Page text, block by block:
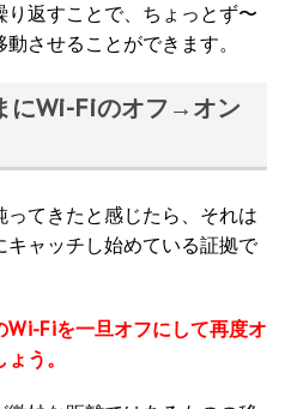
返すことで、ちょっとず〜
させることができます。
にWi-Fiのオフ→オン
てきたと感じたら、それは
ャッチし始めている証拠で
Wi-Fiを一旦オフにして再度オ
う。